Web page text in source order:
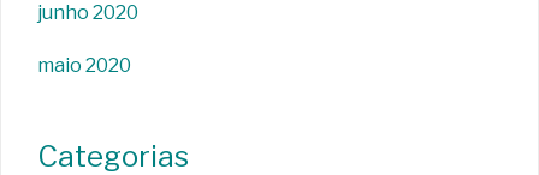
junho 2020
maio 2020
Categorias